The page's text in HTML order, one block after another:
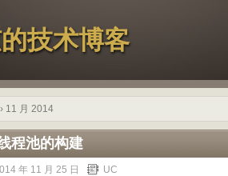
技术博客
11 月 2014
程池的构建
年 11 月 25 日 UC